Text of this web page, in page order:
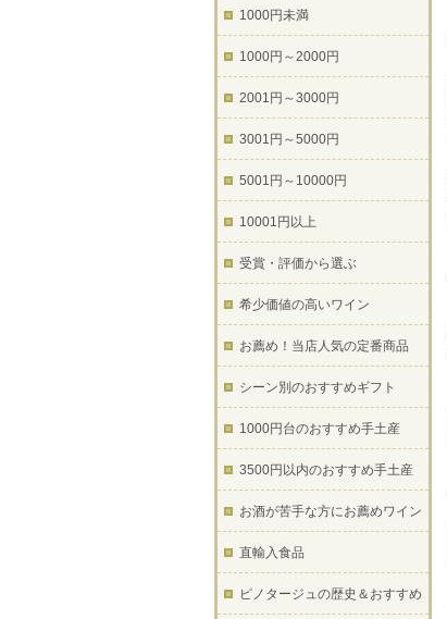
1000円未満
1000円～2000円
2001円～3000円
3001円～5000円
5001円～10000円
10001円以上
受賞・評価から選ぶ
希少価値の高いワイン
お薦め！当店人気の定番商品
シーン別のおすすめギフト
1000円台のおすすめ手土産
3500円以内のおすすめ手土産
お酒が苦手な方にお薦めワイン
直輸入食品
ピノタージュの歴史＆おすすめ